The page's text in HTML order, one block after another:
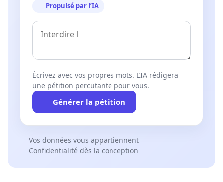
Propulsé par l’IA
Écrivez avec vos propres mots. L’IA rédigera
une pétition percutante pour vous.
Générer la pétition
Vos données vous appartiennent
Confidentialité dès la conception